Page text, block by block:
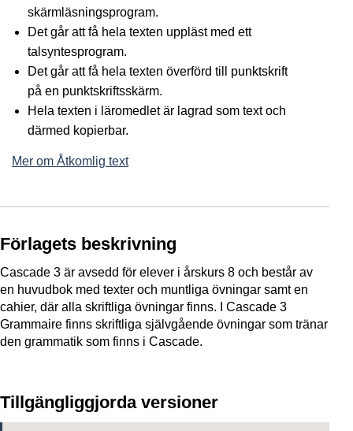
skärmläsningsprogram.
Det går att få hela texten uppläst med ett
talsyntesprogram.
Det går att få hela texten överförd till punktskrift
på en punktskriftsskärm.
Hela texten i läromedlet är lagrad som text och
därmed kopierbar.
Mer om Åtkomlig text
Förlagets beskrivning
Cascade 3 är avsedd för elever i årskurs 8 och består av
en huvudbok med texter och muntliga övningar samt en
cahier, där alla skriftliga övningar finns. I Cascade 3
Grammaire finns skriftliga självgående övningar som tränar
den grammatik som finns i Cascade.
Tillgängliggjorda versioner